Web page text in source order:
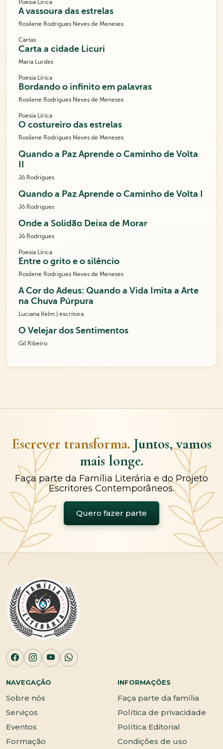
Poesia Lírica
A vassoura das estrelas
Rosilene Rodrigues Neves de Meneses
Cartas
Carta a cidade Licuri
Maria Lurdes
Poesia Lírica
Bordando o infinito em palavras
Rosilene Rodrigues Neves de Meneses
Poesia Lírica
O costureiro das estrelas
Rosilene Rodrigues Neves de Meneses
Quando a Paz Aprende o Caminho de Volta
Jô Rodrigues
Quando a Paz Aprende o Caminho de Volta I
Jô Rodrigues
Onde a Solidão Deixa de Morar
Jô Rodrigues
Poesia Lírica
Entre o grito e o silêncio
Rosilene Rodrigues Neves de Meneses
A Cor do Adeus: Quando a Vida Imita a Arte
na Chuva Púrpura
Luciana Kelm | escritora
O Velejar dos Sentimentos
Gil Ribeiro
Escrever transforma. Juntos, vamos
mais longe.
Faça parte da Família Literária e do Projeto
Escritores Contemporâneos.
Quero fazer parte
NAVEGAÇÃO
Sobre nós
Serviços
Eventos
Formação
INFORMAÇÕES
Faça parte da família
Política de privacidade
Política Editorial
Condições de uso